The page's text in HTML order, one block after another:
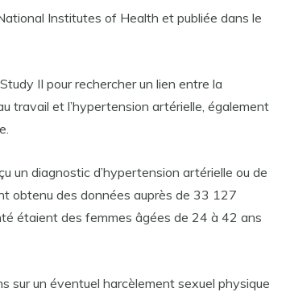
Institutes of Health et publiée dans le
II pour rechercher un lien entre la
travail et l’hypertension artérielle, également
un diagnostic d’hypertension artérielle ou de
obtenu des données auprès de 33 127
étaient des femmes âgées de 24 à 42 ans
sur un éventuel harcèlement sexuel physique